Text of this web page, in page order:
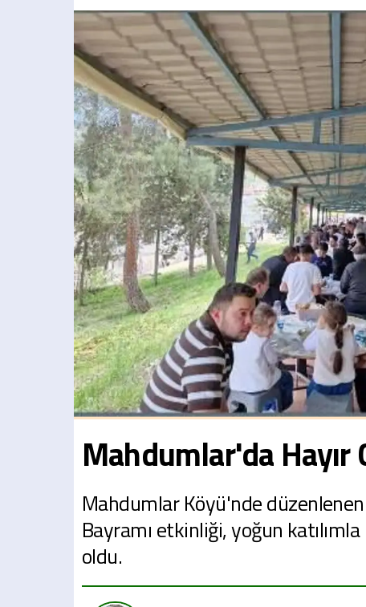
Mahdumlar'da Hayır
Mahdumlar Köyü'nde düzenlenen
Bayramı etkinliği, yoğun
oldu.